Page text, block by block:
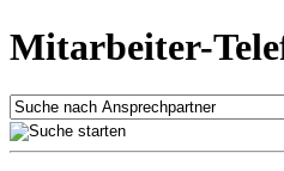
Mitarbeiter-